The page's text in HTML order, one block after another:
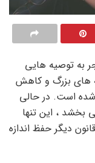
به توصیه هایی
های بزرگ و کاهش
است. در حالی
بخشد ، این تنها
دیگر حفظ اندازه